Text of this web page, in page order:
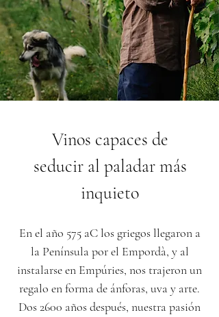
Vinos capaces de
seducir al paladar más
inquieto
En el año 575 aC los griegos llegaron a
la Península por el Empordà, y al
instalarse en Empúries, nos trajeron un
regalo en forma de ánforas, uva y arte.
Dos 2600 años después, nuestra pasión